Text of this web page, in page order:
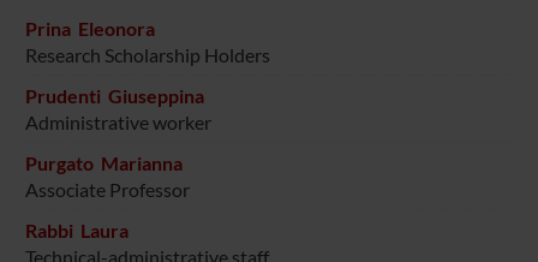
Prina Eleonora
Research Scholarship Holders
Prudenti Giuseppina
Administrative worker
Purgato Marianna
Associate Professor
Rabbi Laura
Technical-administrative staff